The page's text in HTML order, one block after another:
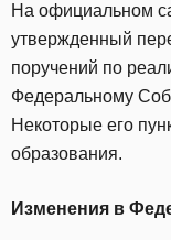
На официальном
утвержденный
поручений по
Федеральному
Некоторые его
образования.
Изменения в